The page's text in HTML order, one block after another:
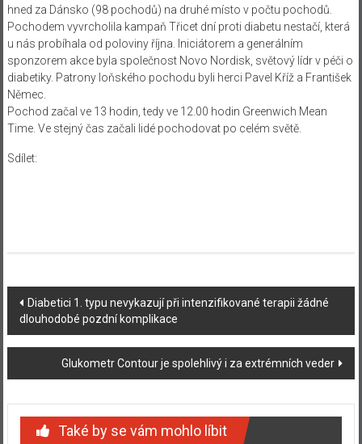
hned za Dánsko (98 pochodů) na druhé místo v počtu pochodů.
Pochodem vyvrcholila kampaň Třicet dní proti diabetu nestačí, která
u nás probíhala od poloviny října. Iniciátorem a generálním
sponzorem akce byla společnost Novo Nordisk, světový lídr v péči o
diabetiky. Patrony loňského pochodu byli herci Pavel Kříž a František
Němec.
Pochod začal ve 13 hodin, tedy ve 12.00 hodin Greenwich Mean
Time. Ve stejný čas začali lidé pochodovat po celém světě.
Sdílet:
Navigace
příspěvku
Diabetici 1. typu nevykazují při intenzifikované terapii žádné
dlouhodobé pozdní komplikace
Glukometr Contour je spolehlivý i za extrémních veder
Také by se vám mohlo líbit